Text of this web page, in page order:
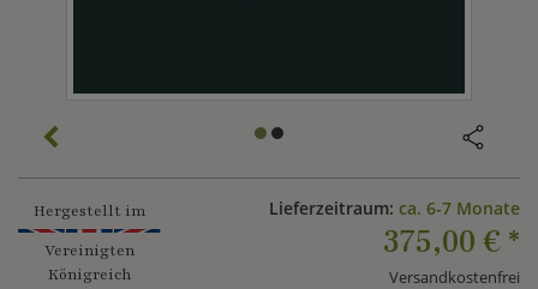
Hergestellt im
Vereinigten
Königreich
Lieferzeitraum: ca. 6-7 Monate
375,00 € *
Versandkostenfrei